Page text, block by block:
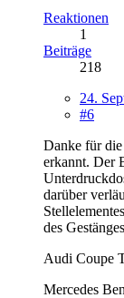
Reaktionen
1
Beiträge
218
24.
#6
Danke für
erkannt. Der
darüber
des
Audi Coupe
Mercedes